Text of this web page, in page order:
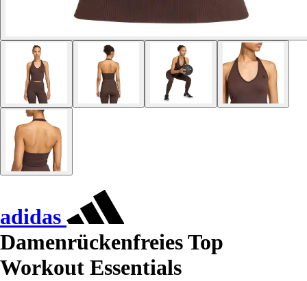
adidas
Damenrückenfreies Top
Workout Essentials